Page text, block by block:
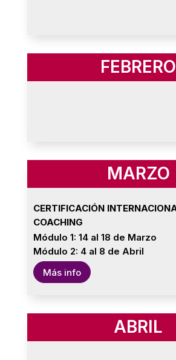
FEBRERO
MARZO
CERTIFICACIÓN
COACHING
Módulo 1: 14 al 18 de Marzo
Módulo 2: 4 al 8 de Abril
Más info
ABRIL